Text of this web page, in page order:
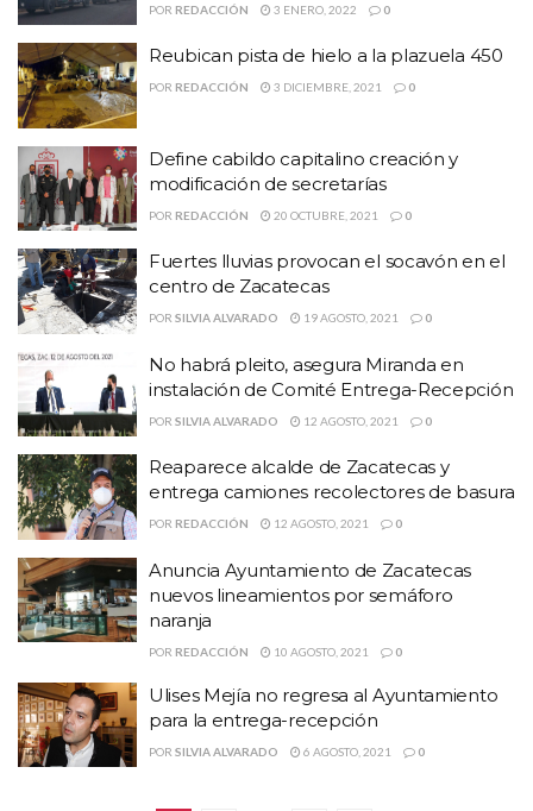
POR REDACCIÓN 3 ENERO, 2022 0
Reubican pista de hielo a la plazuela 450
POR REDACCIÓN 3 DICIEMBRE, 2021 0
Define cabildo capitalino creación y
modificación de secretarías
POR REDACCIÓN 20 OCTUBRE, 2021 0
Fuertes lluvias provocan el socavón en el
centro de Zacatecas
POR SILVIA ALVARADO 19 AGOSTO, 2021 0
No habrá pleito, asegura Miranda en
instalación de Comité Entrega-Recepción
POR SILVIA ALVARADO 12 AGOSTO, 2021 0
Reaparece alcalde de Zacatecas y
entrega camiones recolectores de basura
POR REDACCIÓN 12 AGOSTO, 2021 0
Anuncia Ayuntamiento de Zacatecas
nuevos lineamientos por semáforo
naranja
POR REDACCIÓN 10 AGOSTO, 2021 0
Ulises Mejía no regresa al Ayuntamiento
para la entrega-recepción
POR SILVIA ALVARADO 6 AGOSTO, 2021 0